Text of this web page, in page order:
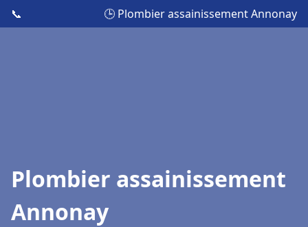
📞 🕒 Plombier assainissement Annonay
Plombier assainissement
Annonay